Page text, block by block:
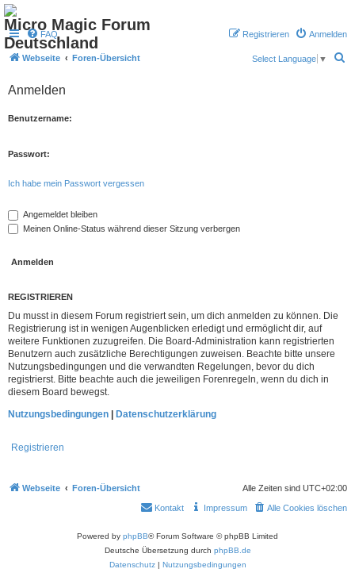
Micro Magic Forum
Deutschland
FAQ Anmelden
Registrieren
Webseite Foren-Übersicht Select Language ▼
Anmelden
Benutzername:
Passwort:
Ich habe mein Passwort vergessen
Angemeldet bleiben
Meinen Online-Status während dieser Sitzung verbergen
REGISTRIEREN
Du musst in diesem Forum registriert sein, um dich anmelden zu können. Die
Registrierung ist in wenigen Augenblicken erledigt und ermöglicht dir, auf
weitere Funktionen zuzugreifen. Die Board-Administration kann registrierten
Benutzern auch zusätzliche Berechtigungen zuweisen. Beachte bitte unsere
Nutzungsbedingungen und die verwandten Regelungen, bevor du dich
registrierst. Bitte beachte auch die jeweiligen Forenregeln, wenn du dich in
diesem Board bewegst.
Nutzungsbedingungen | Datenschutzerklärung
Registrieren
Webseite Foren-Übersicht Alle Zeiten sind UTC+02:00
Alle Cookies löschen
Impressum
Kontakt
Powered by phpBB® Forum Software © phpBB Limited
Deutsche Übersetzung durch phpBB.de
Datenschutz| Nutzungsbedingungen